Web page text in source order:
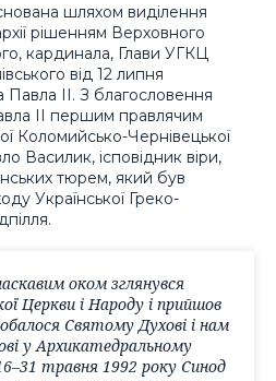
шляхом виділення
рішенням Верховного
кардинала, Глави УГКЦ
від 12 липня
Павла II. З благословення
ІІ першим правлячим
Коломийсько-Чернівецької
Василик, ісповідник віри,
тюрем, який був
Української Греко-
оком зглянувся
Церкви і Народу і прийшов
Святому Духові і нам
у Архикатедральному
травня 1992 року Синод